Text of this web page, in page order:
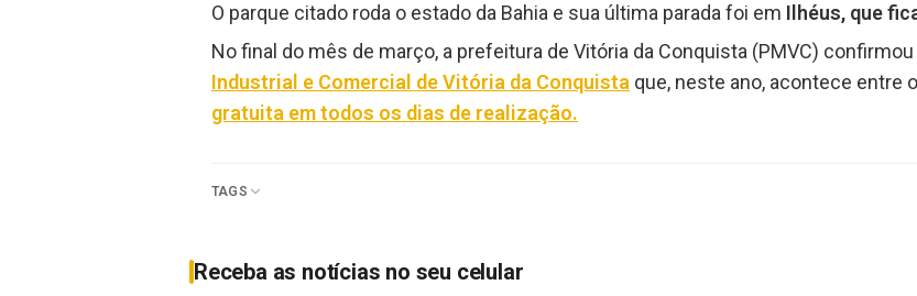
O parque citado roda o estado da Bahia e sua última parada foi em Ilhéus, que
No final do mês de março, a prefeitura de Vitória da Conquista (PMVC) confirmou
Industrial e Comercial de Vitória da Conquista que, neste ano, acontece entre
gratuita em todos os dias de realização.
TAGS
Receba as notícias no seu celular